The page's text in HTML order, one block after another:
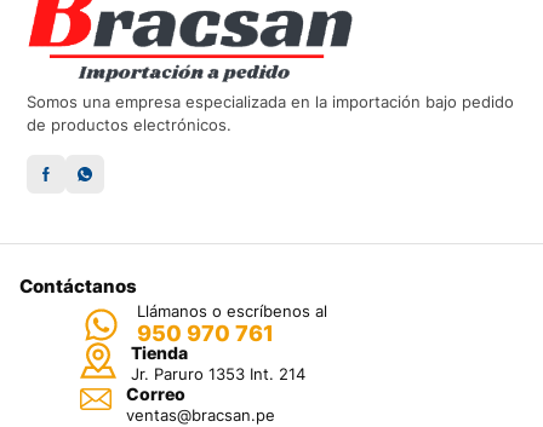
Somos una empresa especializada en la importación bajo pedido
de productos electrónicos.
Contáctanos
Llámanos o escríbenos al
950 970 761
Tienda
Jr. Paruro 1353 Int. 214
Correo
ventas@bracsan.pe